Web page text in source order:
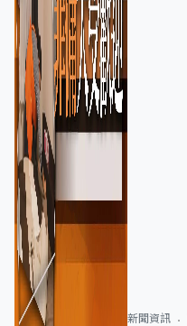
新聞資訊